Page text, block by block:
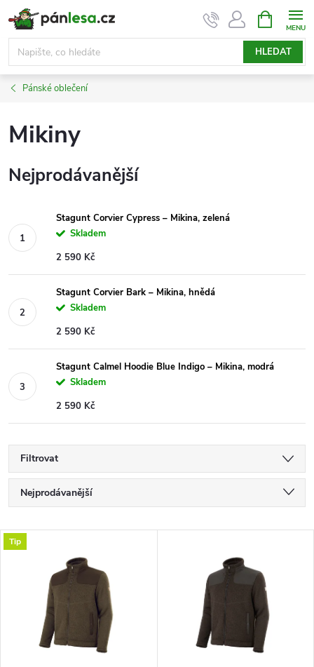
Přejít
na
obsah
HLEDAT
NÁKUPNÍ
KOŠÍK
Pánské oblečení
Mikiny
Nejprodávanější
Stagunt Corvier Cypress – Mikina, zelená
Skladem
2 590 Kč
Stagunt Corvier Bark – Mikina, hnědá
Skladem
2 590 Kč
Stagunt Calmel Hoodie Blue Indigo – Mikina, modrá
Skladem
2 590 Kč
Filtrovat
Ř
a
Nejprodávanější
Nejdražší
Abecedně
V
Tip